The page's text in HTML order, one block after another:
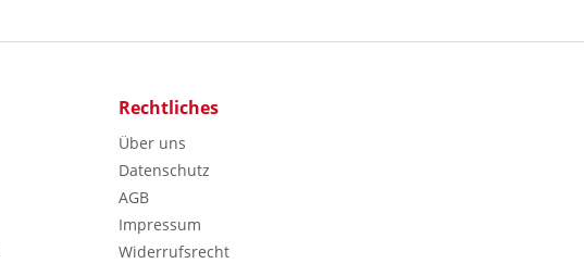
Rechtliches
Über uns
Datenschutz
AGB
Impressum
Widerrufsrecht